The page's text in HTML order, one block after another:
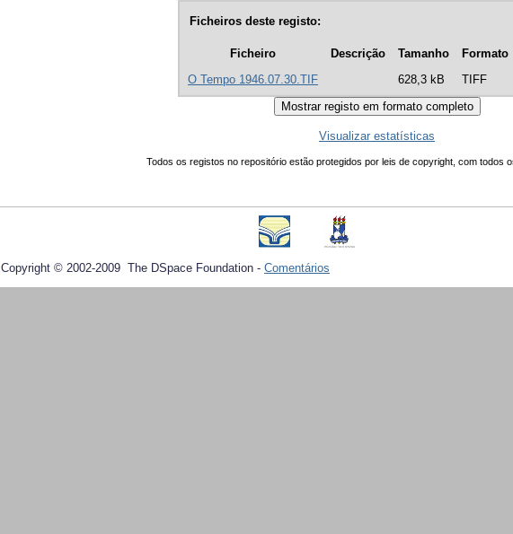
Ficheiros deste registo:
Ficheiro Descrição Tamanho
Formato
O Tempo 1946.07.30.TIF
628,3 kB TIFF
Visualizar estatísticas
Todos os registos no repositório estão protegidos por leis de copyright, com todos
Copyright © 2002-2009 The DSpace Foundation - Comentários